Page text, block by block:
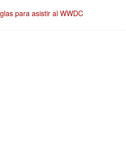
para asistir al WWDC